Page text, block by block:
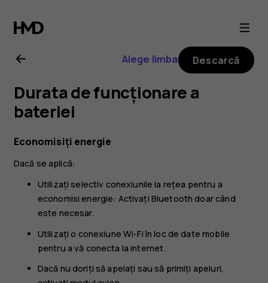
Ghid
de
utilizare
pentru
Nokia
225
4G
(2024)
Alege limba Descarcă
Durata de funcționare a
bateriei
Economisiți energie
Dacă se aplică:
Utilizați selectiv conexiunile la rețea pentru a
economisi energie: Activaţi Bluetooth doar când
este necesar.
Utilizați o conexiune Wi-Fi în loc de date mobile
pentru a vă conecta la internet.
Dacă nu doriți să apelați sau să primiți apeluri,